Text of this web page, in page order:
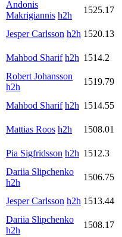
Andonis
Makrigiannis h2h
1525.17
Jesper Carlsson h2h 1520.13
Mahbod Sharif h2h 1514.2
Robert Johansson
h2h
1519.79
Mahbod Sharif h2h 1514.55
Mattias Roos h2h
1508.01
Pia Sigfridsson h2h 1512.3
Dariia Slipchenko
h2h
1506.75
Jesper Carlsson h2h 1513.44
Dariia Slipchenko
h2h
1508.17